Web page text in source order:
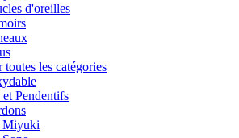
d'oreilles
toutes les catégories
Pendentifs
Miyuki